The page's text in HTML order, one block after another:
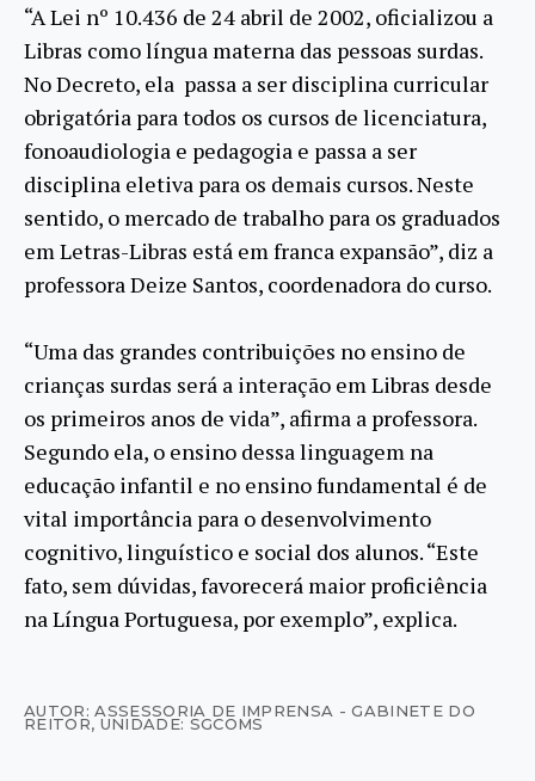
“A Lei nº 10.436 de 24 abril de 2002, oficializou a
Libras como língua materna das pessoas surdas.
No Decreto, ela passa a ser disciplina curricular
obrigatória para todos os cursos de licenciatura,
fonoaudiologia e pedagogia e passa a ser
disciplina eletiva para os demais cursos. Neste
sentido, o mercado de trabalho para os graduados
em Letras-Libras está em franca expansão”, diz a
professora Deize Santos, coordenadora do curso.
“Uma das grandes contribuições no ensino de
crianças surdas será a interação em Libras desde
os primeiros anos de vida”, afirma a professora.
Segundo ela, o ensino dessa linguagem na
educação infantil e no ensino fundamental é de
vital importância para o desenvolvimento
cognitivo, linguístico e social dos alunos. “Este
fato, sem dúvidas, favorecerá maior proficiência
na Língua Portuguesa, por exemplo”, explica.
AUTOR: ASSESSORIA DE IMPRENSA - GABINETE DO
REITOR, UNIDADE: SGCOMS